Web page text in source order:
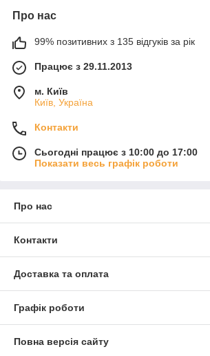
Про нас
99% позитивних з 135 відгуків за рік
Працює з 29.11.2013
м. Київ
Київ, Україна
Контакти
Сьогодні працює з 10:00 до 17:00
Показати весь графік роботи
Про нас
Контакти
Доставка та оплата
Графік роботи
Повна версія сайту